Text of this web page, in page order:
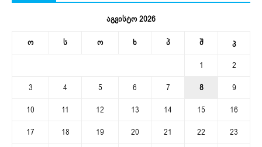
აგვისტო 2026
ო ს ო ხ პ შ კ
1
2
3
4 5 6 7 8
9
10
11 12 13 14 15
16
17
18 19 20 21 22
23